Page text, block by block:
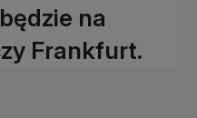
na
Frankfurt.